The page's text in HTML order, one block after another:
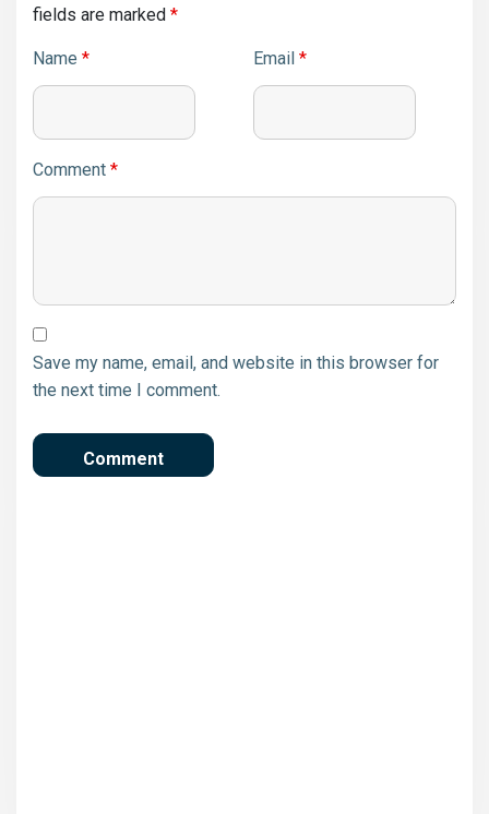
fields are marked *
Name * Email *
Comment *
Save my name, email, and website in this browser for
the next time I comment.